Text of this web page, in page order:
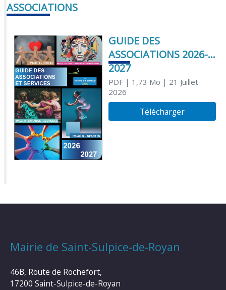
ASSOCIATIONS
GUIDE DES
ASSOCIATIONS 2026-
2027
PDF| 1,73 Mo | 21 Juillet
2026
Télécharger
Mairie de Saint-Sulpice-de-Royan
46B, Route de Rochefort,
17200 Saint-Sulpice-de-Royan